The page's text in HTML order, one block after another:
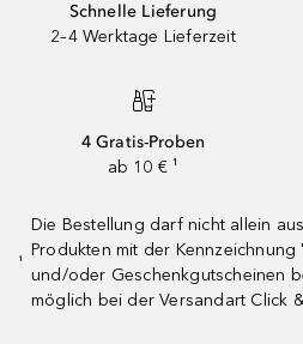
Schnelle Lieferung
2–4 Werktage Lieferzeit
4 Gratis-Proben
ab 10 € ¹
¹
Die Bestellung darf nicht allein
Produkten mit der Kennzeichnung
und/oder Geschenkgutscheinen
möglich bei der Versandart Click